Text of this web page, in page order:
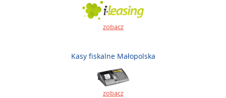
zobacz
Kasy fiskalne Małopolska
zobacz